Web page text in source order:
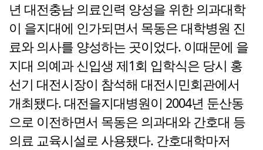
년 대전충남 의료인력 양성을 위한 의과대학
이 을지대에 인가되면서 목동은 대학병원 진
료와 의사를 양성하는 곳이었다. 이때문에 을
지대 의예과 신입생 제1회 입학식은 당시 홍
선기 대전시장이 참석해 대전시민회관에서
개최됐다. 대전을지대병원이 2004년 둔산동
으로 이전하면서 목동은 의과대와 간호대 등
의료 교육시설로 사용됐다. 간호대학마저